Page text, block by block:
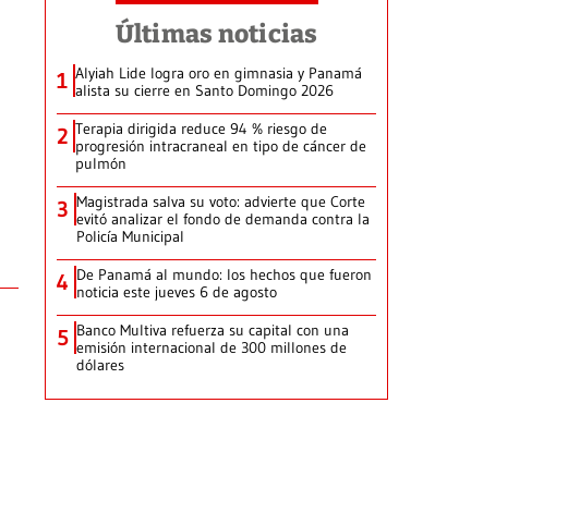
Últimas noticias
1 Alyiah Lide logra oro en gimnasia y Panamá
alista su cierre en Santo Domingo 2026
2 Terapia dirigida reduce 94 % riesgo de
progresión intracraneal en tipo de cáncer de
pulmón
3 Magistrada salva su voto: advierte que Corte
evitó analizar el fondo de demanda contra la
Policía Municipal
4 De Panamá al mundo: los hechos que fueron
noticia este jueves 6 de agosto
5 Banco Multiva refuerza su capital con una
emisión internacional de 300 millones de
dólares